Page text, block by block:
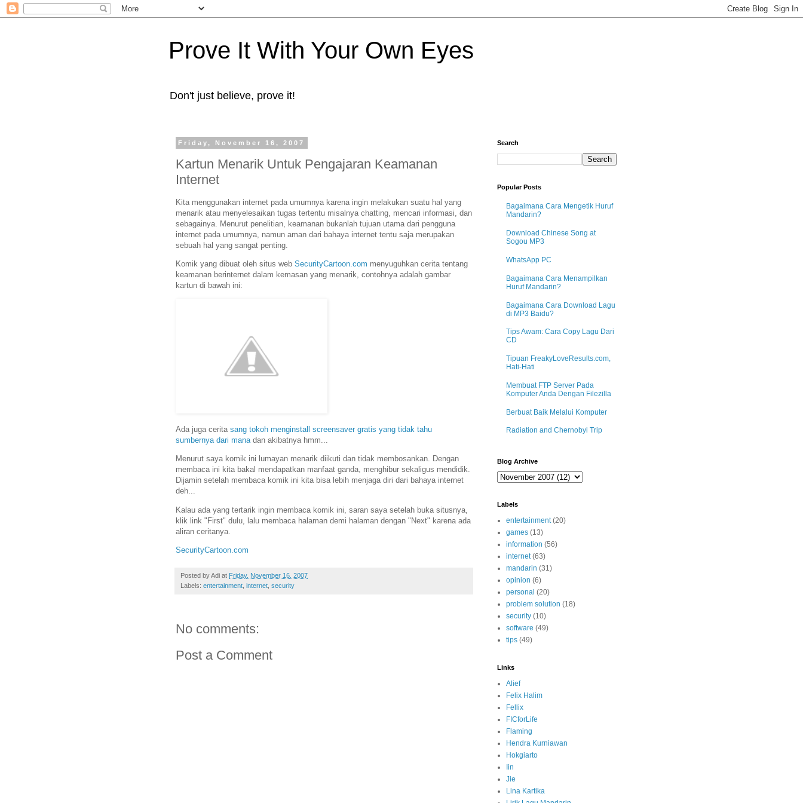
Prove It With Your Own Eyes
Don't just believe, prove it!
Friday, November 16, 2007
Kartun Menarik Untuk Pengajaran Keamanan
Internet
Kita menggunakan internet pada umumnya karena ingin melakukan suatu hal yang
menarik atau menyelesaikan tugas tertentu misalnya chatting, mencari informasi, dan
sebagainya. Menurut penelitian, keamanan bukanlah tujuan utama dari pengguna
internet pada umumnya, namun aman dari bahaya internet tentu saja merupakan
sebuah hal yang sangat penting.
Komik yang dibuat oleh situs web SecurityCartoon.com menyuguhkan cerita tentang
keamanan berinternet dalam kemasan yang menarik, contohnya adalah gambar
kartun di bawah ini:
Ada juga cerita sang tokoh menginstall screensaver gratis yang tidak tahu
sumbernya dari manadan akibatnya hmm...
Menurut saya komik ini lumayan menarik diikuti dan tidak membosankan. Dengan
membaca ini kita bakal mendapatkan manfaat ganda, menghibur sekaligus mendidik.
Dijamin setelah membaca komik ini kita bisa lebih menjaga diri dari bahaya internet
deh...
Kalau ada yang tertarik ingin membaca komik ini, saran saya setelah buka situsnya,
klik link "First" dulu, lalu membaca halaman demi halaman dengan "Next" karena ada
aliran ceritanya.
SecurityCartoon.com
Posted byAdi at Friday, November 16, 2007
Labels: entertainment internet security
No comments:
Post a Comment
Search
Popular Posts
Bagaimana Cara Mengetik Huruf
Mandarin?
Download Chinese Song at
Sogou MP3
WhatsApp PC
Bagaimana Cara Menampilkan
Huruf Mandarin?
Bagaimana Cara Download Lagu
di MP3 Baidu?
Tips Awam: Cara Copy Lagu Dari
CD
Tipuan FreakyLoveResults.com,
Hati-Hati
Membuat FTP Server Pada
Komputer Anda Dengan Filezilla
Berbuat Baik Melalui Komputer
Radiation and Chernobyl Trip
Blog Archive
Labels
entertainment (20)
games (13)
information (56)
internet (63)
mandarin (31)
opinion (6)
personal (20)
problem solution (18)
security (10)
software (49)
tips (49)
Links
Alief
Felix Halim
Fellix
FICforLife
Flaming
Hendra Kurniawan
Hokgiarto
Iin
Jie
Lina Kartika